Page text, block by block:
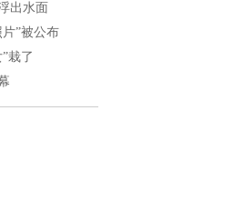
出水面
”被公布
栽了